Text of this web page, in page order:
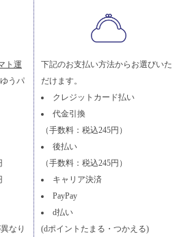
ト運
うパ
なり
下記のお支払い方法からお選びいた
だけます。
クレジットカード払い
代金引換
（手数料：税込245円）
後払い
（手数料：税込245円）
キャリア決済
PayPay
d払い
(dポイントたまる・つかえる)